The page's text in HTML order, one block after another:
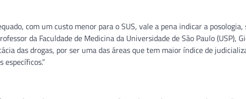
com um custo menor para o SUS, vale a pena indicar a posologia,
da Faculdade de Medicina da Universidade de São Paulo (USP),
das drogas, por ser uma das áreas que tem maior índice de